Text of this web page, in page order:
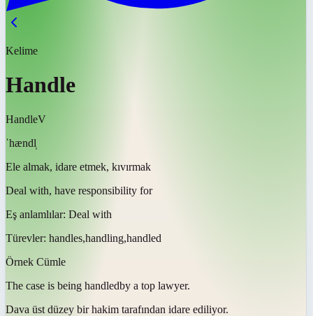
Kelime
Handle
HandleV
ˈhændl̩
Ele almak, idare etmek, kıvırmak
Deal with, have responsibility for
Eş anlamlılar: Deal with
Türevler: handles,handling,handled
Örnek Cümle
The case is being handledby a top lawyer.
Dava üst düzey bir hakim tarafından idare ediliyor.